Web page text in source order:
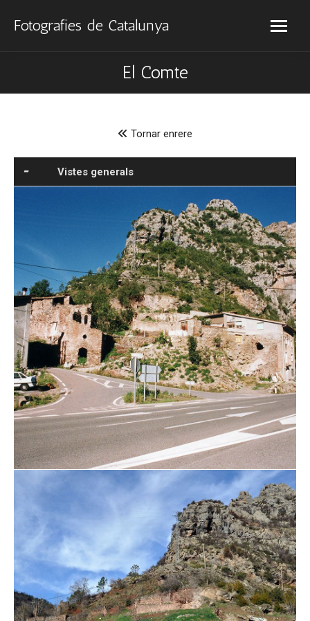
Fotografies de Catalunya
El Comte
Tornar enrere
Vistes generals